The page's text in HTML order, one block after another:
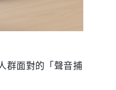
群面對的「聲音捕